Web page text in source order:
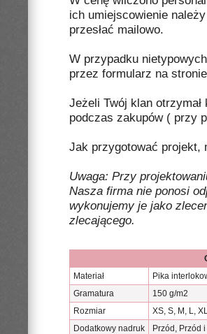
ich umiejscowienie
przesłać mailowo.
W przypadku
przez formularz na
Jeżeli Twój klan
podczas zakupów ( przy
Jak przygotować projekt,
Uwaga: Przy
Nasza firma nie ponosi
wykonujemy je jako
zlecającego.
Materiał
Pika
Gramatura
150 g/m2
Rozmiar
XS, S, M, L,
Dodatkowy nadruk
Przód, Przód